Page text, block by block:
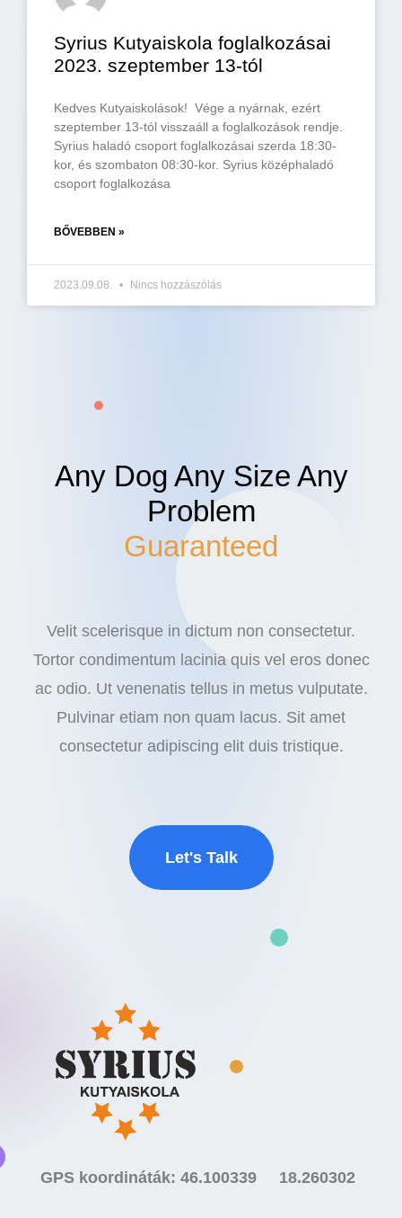
Syrius Kutyaiskola foglalkozásai
2023. szeptember 13-tól
Kedves Kutyaiskolások! Vége a nyárnak, ezért
szeptember 13-tól visszaáll a foglalkozások rendje.
Syrius haladó csoport foglalkozásai szerda 18:30-
kor, és szombaton 08:30-kor. Syrius középhaladó
csoport foglalkozása
BŐVEBBEN »
2023.09.08. Nincs hozzászólás
Any Dog Any Size Any
Problem
Guaranteed
Velit scelerisque in dictum non consectetur.
Tortor condimentum lacinia quis vel eros donec
ac odio. Ut venenatis tellus in metus vulputate.
Pulvinar etiam non quam lacus. Sit amet
consectetur adipiscing elit duis tristique.
Let's Talk
GPS koordináták: 46.100339 18.260302